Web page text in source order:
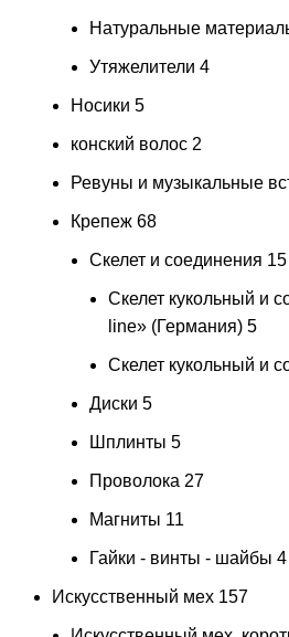
Натуральные
Утяжелители 4
Носики 5
конский волос 2
Ревуны и музыкальные
Крепеж 68
Скелет и соединения 15
Скелет кукольный и
line» (Германия) 5
Скелет кукольный и
Диски 5
Шплинты 5
Проволока 27
Магниты 11
Гайки - винты - шайбы 4
Искусственный мех 157